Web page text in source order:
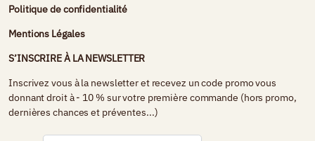
Politique de confidentialité
Mentions Légales
S’INSCRIRE À LA NEWSLETTER
Inscrivez vous à la newsletter et recevez un code promo vous
donnant droit à - 10 % sur votre première commande (hors promo,
dernières chances et préventes...)